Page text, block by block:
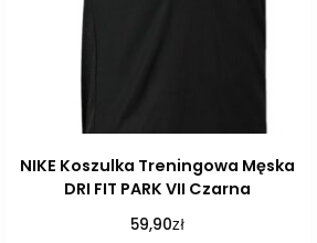
NIKE Koszulka Treningowa Męska
DRI FIT PARK VII Czarna
59,90zł